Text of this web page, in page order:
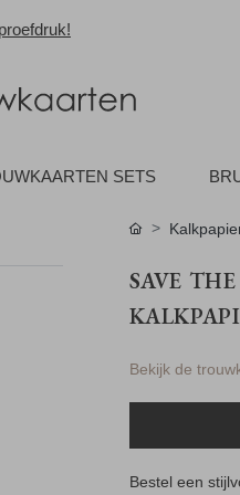
SETS
SAVE
Bekijk de
Bestel een